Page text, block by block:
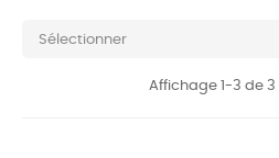
Sélectionner
Affichage 1-3 de